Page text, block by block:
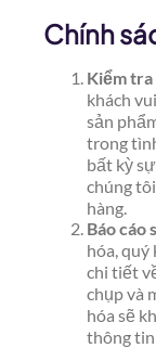
Chính
Kiểm tra
khách
sản
trong
bất kỳ
chúng
hàng.
Báo cáo
hóa, quý
chi tiết
chụp và
hóa sẽ
thông